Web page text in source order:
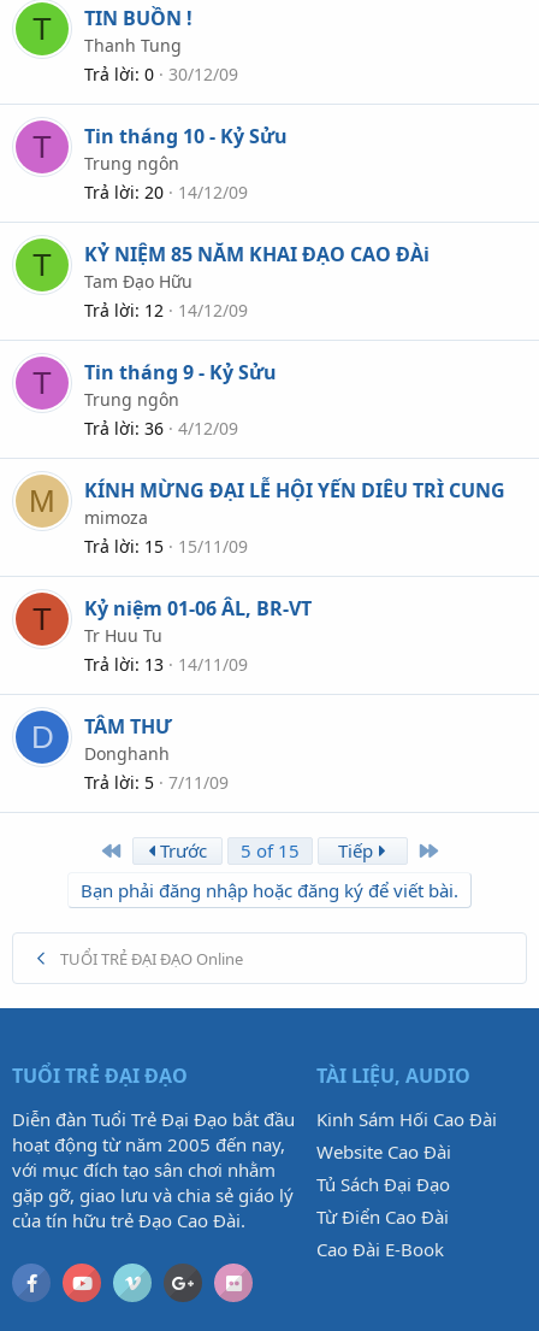
T TIN BUỒN !
Thanh Tung
Trả lời 0 30/12/09
T Tin tháng 10 - Kỷ Sửu
Trung ngôn
Trả lời 20 14/12/09
T KỶ NIỆM 85 NĂM KHAI ĐẠO CAO ĐÀi
Tam Đạo Hữu
Trả lời 12 14/12/09
T Tin tháng 9 - Kỷ Sửu
Trung ngôn
Trả lời 36 4/12/09
M KÍNH MỪNG ĐẠI LỄ HỘI YẾN DIÊU TRÌ CUNG
mimoza
Trả lời 15 15/11/09
T Kỷ niệm 01-06 ÂL, BR-VT
Tr Huu Tu
Trả lời 13 14/11/09
D TÂM THƯ
Donghanh
Trả lời 5 7/11/09
FirstTrước 5 of 15 Tiếp
Last
Bạn phải đăng nhập hoặc đăng ký để viết bài.
TUỔI TRẺ ĐẠI ĐẠO Online
TUỔI TRẺ ĐẠI ĐẠO
Diễn đàn Tuổi Trẻ Đại Đạo bắt đầu
hoạt động từ năm 2005 đến nay,
với mục đích tạo sân chơi nhằm
gặp gỡ, giao lưu và chia sẻ giáo lý
của tín hữu trẻ Đạo Cao Đài.
TÀI LIỆU, AUDIO
Kinh Sám Hối Cao Đài
Website Cao Đài
Tủ Sách Đại Đạo
Từ Điển Cao Đài
Cao Đài E-Book